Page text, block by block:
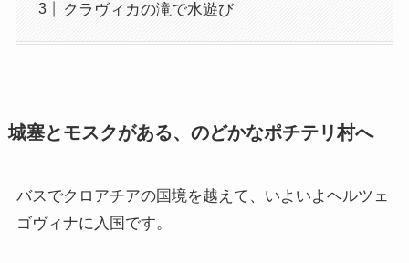
クラヴィカの滝で水遊び
城塞とモスクがある、のどかなポチテリ村へ
バスでクロアチアの国境を越えて、いよいよヘルツェ
ゴヴィナに入国です。